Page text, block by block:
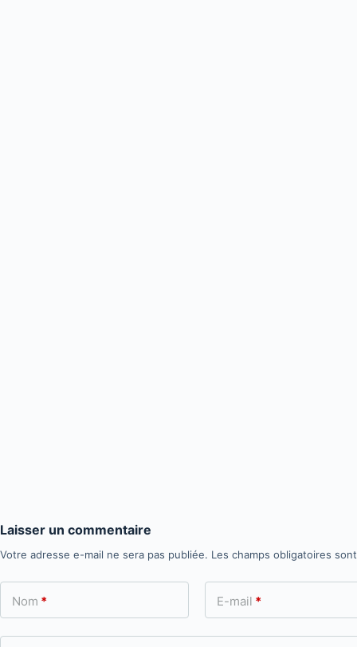
Laisser un commentaire
Votre adresse e-mail ne sera pas publiée. Les champs obligatoires
Nom * E-mail *